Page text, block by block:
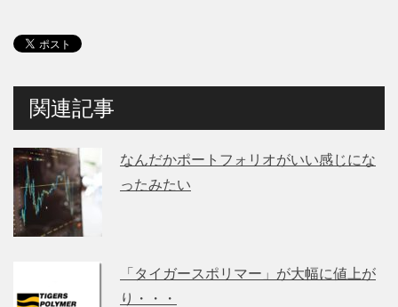
関連記事
なんだかポートフォリオがいい感じにな
ったみたい
「タイガースポリマー」が大幅に値上が
り・・・